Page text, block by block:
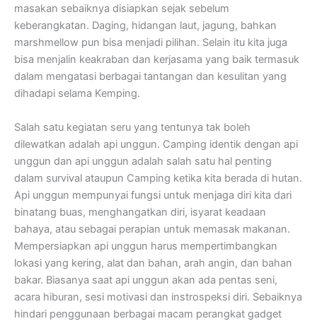
masakan sebaiknya disiapkan sejak sebelum
keberangkatan. Daging, hidangan laut, jagung, bahkan
marshmellow pun bisa menjadi pilihan. Selain itu kita juga
bisa menjalin keakraban dan kerjasama yang baik termasuk
dalam mengatasi berbagai tantangan dan kesulitan yang
dihadapi selama Kemping.
Salah satu kegiatan seru yang tentunya tak boleh
dilewatkan adalah api unggun. Camping identik dengan api
unggun dan api unggun adalah salah satu hal penting
dalam survival ataupun Camping ketika kita berada di hutan.
Api unggun mempunyai fungsi untuk menjaga diri kita dari
binatang buas, menghangatkan diri, isyarat keadaan
bahaya, atau sebagai perapian untuk memasak makanan.
Mempersiapkan api unggun harus mempertimbangkan
lokasi yang kering, alat dan bahan, arah angin, dan bahan
bakar. Biasanya saat api unggun akan ada pentas seni,
acara hiburan, sesi motivasi dan instrospeksi diri. Sebaiknya
hindari penggunaan berbagai macam perangkat gadget